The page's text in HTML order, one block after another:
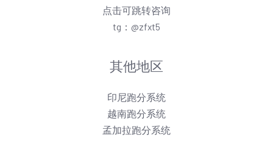
点击可跳转咨询
tg：@zfxt5
其他地区
印尼跑分系统
越南跑分系统
孟加拉跑分系统